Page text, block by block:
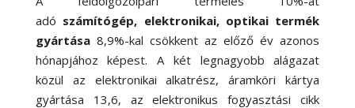
adó számítógép, elektronikai, optikai termék
gyártása 8,9%-kal csökkent az előző év azonos
hónapjához képest. A két legnagyobb alágazat
közül az elektronikai alkatrész, áramköri kártya
gyártása 13,6, az elektronikus fogyasztási cikk